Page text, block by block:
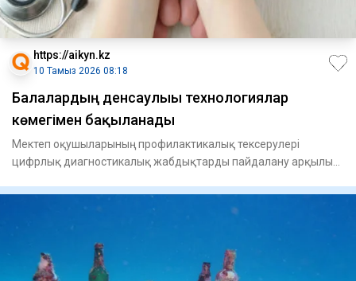
https://aikyn.kz
10 Тамыз 2026 08:18
Балалардың денсаулығы технологиялар
көмегімен бақыланады
Мектеп оқушыларының профилактикалық тексерулері
цифрлық диагностикалық жабдықтарды пайдалану арқылы